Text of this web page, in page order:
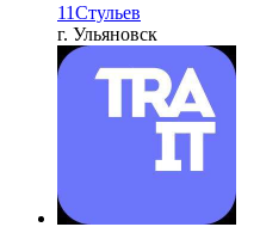
11Стульев
г. Ульяновск